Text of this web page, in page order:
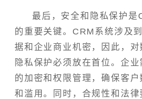
最后，安全和隐私保护是
的重要关键。CRM系统涉及
据和企业商业机密，因此，对
隐私保护必须放在首位。企
的加密和权限管理，确保客
和滥用。同时，合规性和法律